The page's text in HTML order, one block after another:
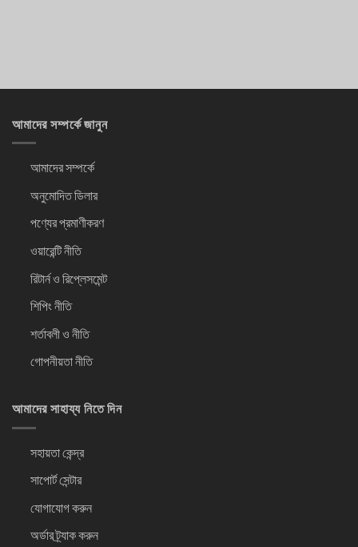
আমাদের সম্পর্কে জানুন
আমাদের সম্পর্কে
অনুমোদিত ডিলার
পণ্যের প্রমাণীকরণ
ওয়ারেন্টি নীতি
রিটার্ন ও রিপ্লেসমেন্ট
শিপিং নীতি
শর্তাবলী ও নীতি
গোপনীয়তা নীতি
আমাদের সাহায্য নিতে দিন
সহায়তা কেন্দ্র
সাপোর্ট সেন্টার
যোগাযোগ করুন
অর্ডার ট্র্যাক করুন